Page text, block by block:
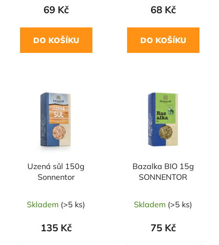
69 Kč
DO KOŠÍKU
68 Kč
DO KOŠÍKU
Uzená sůl 150g
Sonnentor
Skladem (>5 ks)
135 Kč
Bazalka BIO 15g
SONNENTOR
Skladem (>5 ks)
75 Kč